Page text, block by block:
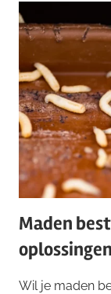
Maden
Wil je maden